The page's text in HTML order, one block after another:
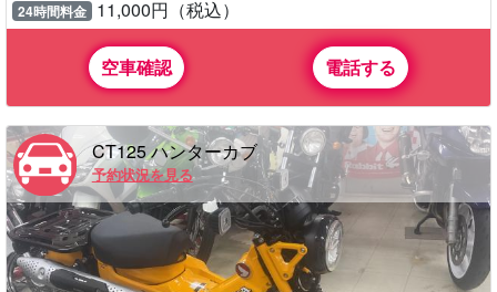
24時間料金 11,000円（税込）
空車確認 電話する
CT125 ハンターカブ
予約状況を見る